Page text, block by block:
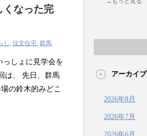
くなった完
し, 注文住宅, 群馬
っしょに見学会を
は、 先日、群馬
の鈴木的みどこ
アーカイブ
2026年8月
2026年7月
2026年6月